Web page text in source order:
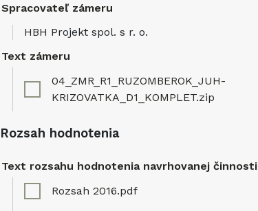
Spracovateľ zámeru
HBH Projekt spol. s r. o.
Text zámeru
04_ZMR_R1_RUZOMBEROK_JUH-
KRIZOVATKA_D1_KOMPLET.zip
Rozsah hodnotenia
Text rozsahu hodnotenia navrhovanej činnosti
Rozsah 2016.pdf